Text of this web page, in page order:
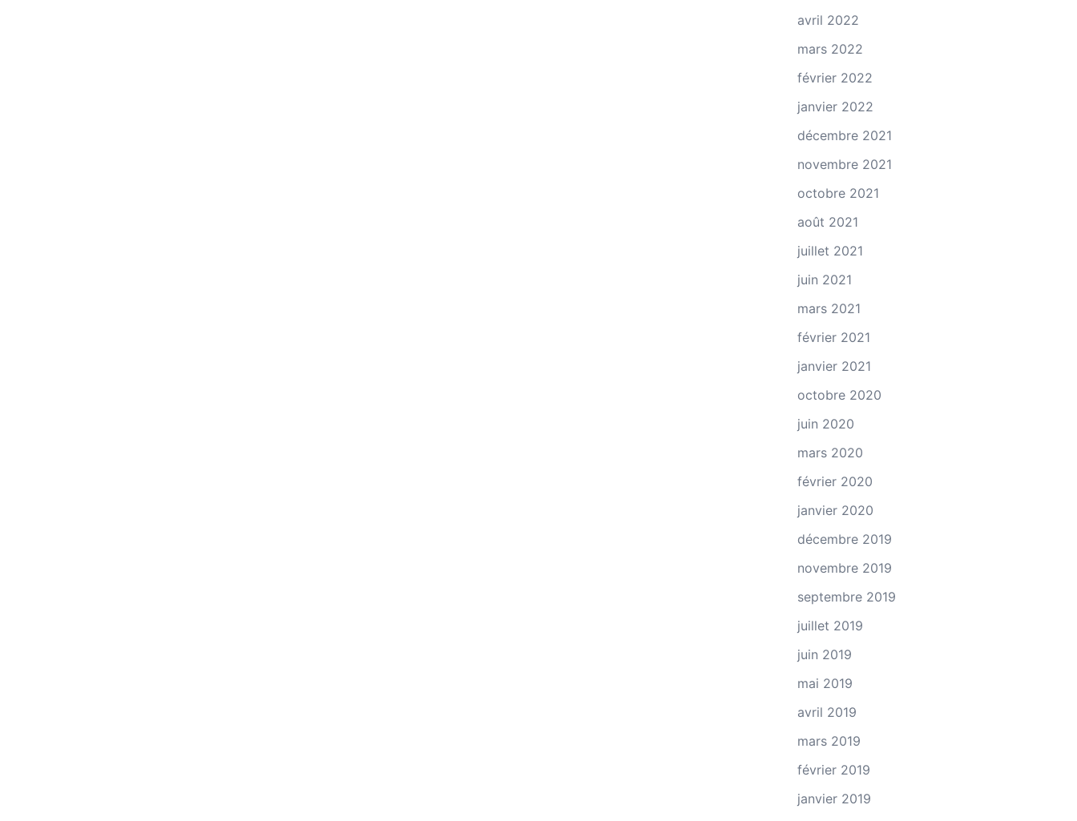
avril 2022
mars 2022
février 2022
janvier 2022
décembre 2021
novembre 2021
octobre 2021
août 2021
juillet 2021
juin 2021
mars 2021
février 2021
janvier 2021
octobre 2020
juin 2020
mars 2020
février 2020
janvier 2020
décembre 2019
novembre 2019
septembre 2019
juillet 2019
juin 2019
mai 2019
avril 2019
mars 2019
février 2019
janvier 2019